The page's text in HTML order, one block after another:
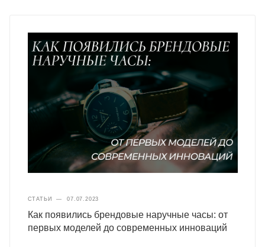
СТАТЬИ — 07.07.2023
Как появились брендовые наручные часы: от
первых моделей до современных инноваций